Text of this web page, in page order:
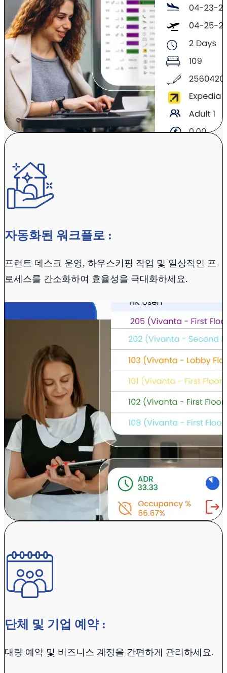
자동화된 워크플로 :
프런트 데스크 운영, 하우스키핑 작업 및 일상적인 프
로세스를 간소화하여 효율성을 극대화하세요.
단체 및 기업 예약 :
대량 예약 및 비즈니스 계정을 간편하게 관리하세요.